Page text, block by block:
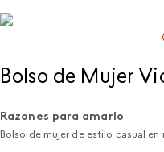
Bolso de Mujer
Razones para amarlo
Bolso de mujer de estilo casual